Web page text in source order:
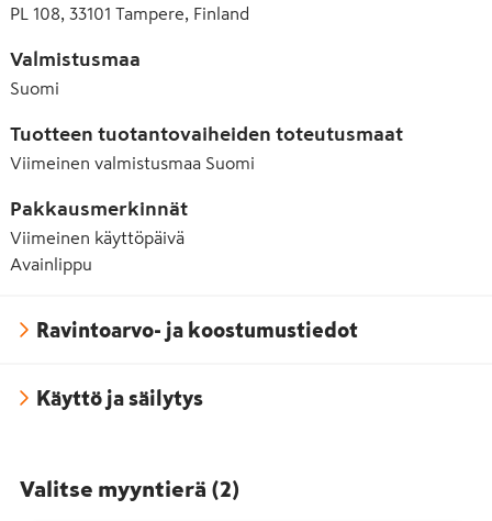
PL 108, 33101 Tampere, Finland
Valmistusmaa
Suomi
Tuotteen tuotantovaiheiden toteutusmaat
Viimeinen valmistusmaa Suomi
Pakkausmerkinnät
Viimeinen käyttöpäivä
Avainlippu
Ravintoarvo- ja koostumustiedot
Käyttö ja säilytys
Valitse myyntierä (2)